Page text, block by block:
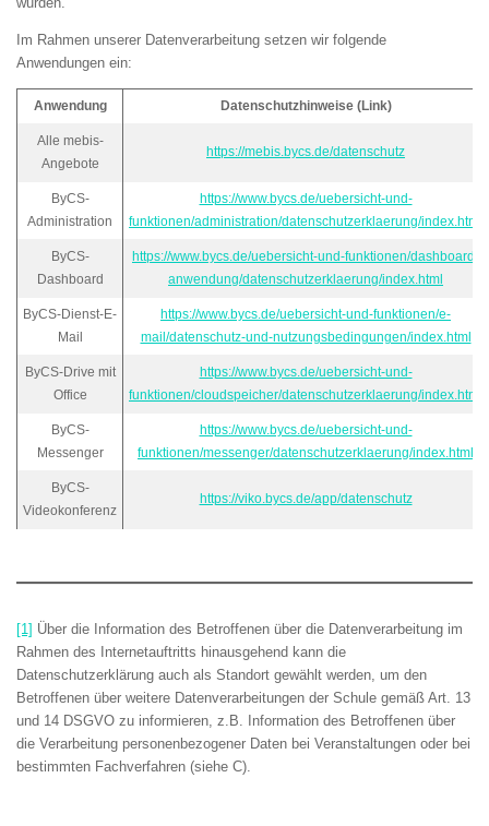
Im Rahmen unserer Datenverarbeitung setzen wir folgende
Anwendungen ein:
Anwendung Datenschutzhinweise (Link)
Alle mebis-
Angebote
https://mebis.bycs.de/datenschutz
ByCS-
Administration
https://www.bycs.de/uebersicht-und-
funktionen/administration/datenschutzerklaerung/index.html
ByCS-
Dashboard
https://www.bycs.de/uebersicht-und-funktionen/dashboard-
anwendung/datenschutzerklaerung/index.html
ByCS-Dienst-E-
Mail
https://www.bycs.de/uebersicht-und-funktionen/e-
mail/datenschutz-und-nutzungsbedingungen/index.html
ByCS-Drive mit
Office
https://www.bycs.de/uebersicht-und-
funktionen/cloudspeicher/datenschutzerklaerung/index.html
ByCS-
Messenger
https://www.bycs.de/uebersicht-und-
funktionen/messenger/datenschutzerklaerung/index.html
ByCS-
Videokonferenz
https://viko.bycs.de/app/datenschutz
[1] Über die Information des Betroffenen über die Datenverarbeitung im
Rahmen des Internetauftritts hinausgehend kann die
Datenschutzerklärung auch als Standort gewählt werden, um den
Betroffenen über weitere Datenverarbeitungen der Schule gemäß Art. 13
und 14 DSGVO zu informieren, z.B. Information des Betroffenen über
die Verarbeitung personenbezogener Daten bei Veranstaltungen oder bei
bestimmten Fachverfahren (siehe C).